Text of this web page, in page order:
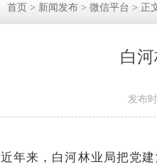
首页 > 新闻发布 >微信平台 > 正
白
发布
近年来，白河林业局把党